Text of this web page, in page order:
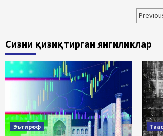
Сизни қизиқтирган янгиликлар
Эътироф